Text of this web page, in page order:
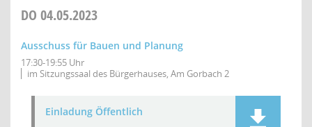
DO 04.05.2023
Ausschuss für Bauen und Planung
17:30-19:55 Uhr
im Sitzungssaal des Bürgerhauses, Am Gorbach 2
Einladung Öffentlich